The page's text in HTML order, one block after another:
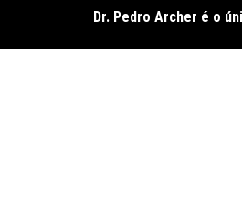
o
Dr. Pedro Archer é o